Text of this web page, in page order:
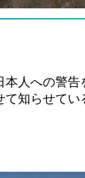
人への警告
知らせて